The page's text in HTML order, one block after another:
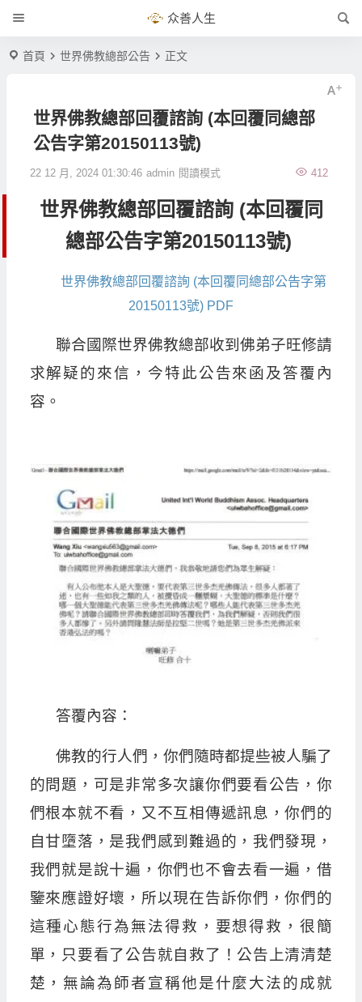
众善人生
首頁 世界佛教總部公告 正文
世界佛教總部回覆諮詢 (本回覆同總部
公告字第20150113號)
22 12 月, 2024 01:30:46 admin 412
閱讀模式
世界佛教總部回覆諮詢 (本回覆同
總部公告字第20150113號)
世界佛教總部回覆諮詢 (本回覆同總部公告字第
20150113號) PDF
聯合國際世界佛教總部收到佛弟子旺修請
求解疑的來信，今特此公告來函及答覆內
容。
答覆內容：
佛教的行人們，你們隨時都提些被人騙了
的問題，可是非常多次讓你們要看公告，你
們根本就不看，又不互相傳遞訊息，你們的
自甘墮落，是我們感到難過的，我們發現，
我們就是說十遍，你們也不會去看一遍，借
鑒來應證好壞，所以現在告訴你們，你們的
這種心態行為無法得救，要想得救，很簡
單，只要看了公告就自救了！公告上清清楚
楚，無論為師者宣稱他是什麼大法的成就